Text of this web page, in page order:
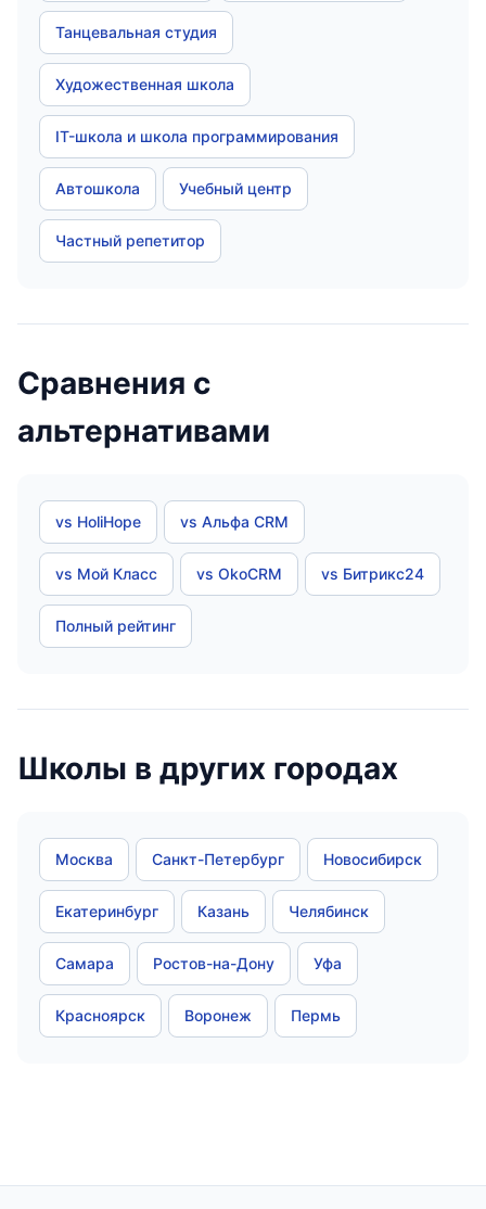
Танцевальная студия
Художественная школа
IT-школа и школа программирования
Автошкола Учебный центр
Частный репетитор
Сравнения с
альтернативами
vs HoliHope vs Альфа CRM
vs Мой Класс vs OkoCRM vs Битрикс24
Полный рейтинг
Школы в других городах
Москва Санкт-Петербург Новосибирск
Екатеринбург Казань Челябинск
Самара Ростов-на-Дону Уфа
Красноярск Воронеж Пермь